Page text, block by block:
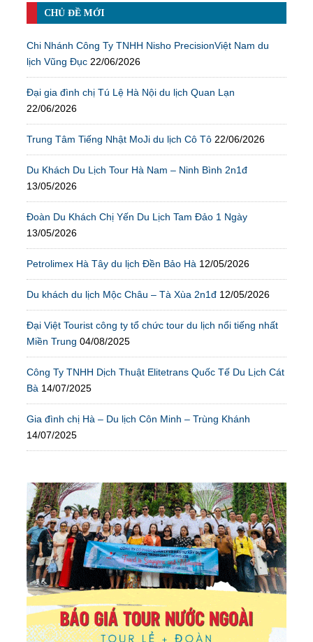
CHỦ ĐỀ MỚI
Chi Nhánh Công Ty TNHH Nisho PrecisionViệt Nam du
lịch Vũng Đục 22/06/2026
Đại gia đình chị Tú Lệ Hà Nội du lịch Quan Lạn
22/06/2026
Trung Tâm Tiếng Nhật MoJi du lịch Cô Tô 22/06/2026
Du Khách Du Lịch Tour Hà Nam – Ninh Bình 2n1đ
13/05/2026
Đoàn Du Khách Chị Yến Du Lịch Tam Đảo 1 Ngày
13/05/2026
Petrolimex Hà Tây du lịch Đền Bảo Hà 12/05/2026
Du khách du lịch Mộc Châu – Tà Xùa 2n1đ 12/05/2026
Đại Việt Tourist công ty tổ chức tour du lịch nổi tiếng nhất
Miền Trung 04/08/2025
Công Ty TNHH Dịch Thuật Elitetrans Quốc Tế Du Lịch Cát
Bà 14/07/2025
Gia đình chị Hà – Du lịch Côn Minh – Trùng Khánh
14/07/2025